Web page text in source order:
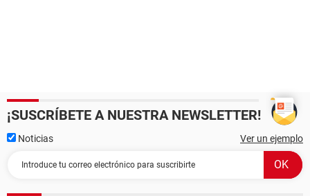
¡SUSCRÍBETE A NUESTRA NEWSLETTER!
Noticias Ver un ejemplo